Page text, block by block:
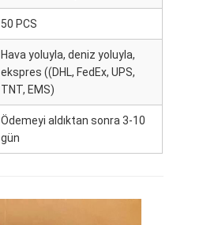
50 PCS
Hava yoluyla, deniz yoluyla,
ekspres ((DHL, FedEx, UPS,
TNT, EMS)
Ödemeyi aldıktan sonra 3-10
gün